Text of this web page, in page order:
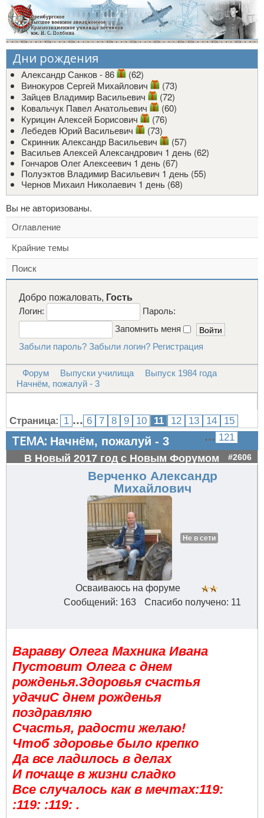
Дни рождения
Александр Санков - 86
(62)
Винокуров Сергей Михайлович
(73)
Зайцев Владимир Васильевич
(72)
Ковальчук Павел Анатольевич
(60)
Курицин Алексей Борисович
(76)
Лебедев Юрий Васильевич
(73)
Скринник Александр Васильевич
(57)
Васильев Алексей Александрович 1 день (62)
Гончаров Олег Алексеевич 1 день (67)
Полуэктов Владимир Васильевич 1 день (55)
Чернов Михаил Николаевич 1 день (68)
Вы не авторизованы.
Оглавление
Крайние темы
Поиск
Добро пожаловать, Гость
Логин:
Пароль:
Запомнить меня
Забыли пароль? Забыли логин? Регистрация
Форум Выпуски училища
Выпуск 1984 года
Начнём, пожалуй - 3
Страница: 1 ... 6 7 8 9 10 11 12 13 14 15
... 121
ТЕМА: Начнём, пожалуй - 3
В Новый 2017 год с Новым Форумом #2606
Верченко Александр
Михайлович
Не в сети
Осваиваюсь на форуме
Сообщений: 163
Спасибо получено: 11
Варавву Олега Махника Ивана
Пустовит Олега с днем
рожденья.Здоровья счастья
удачиС днем рожденья
поздравляю
Счастья, радости желаю!
Чтоб здоровье было крепко
Да все ладилось в делах
И почаще в жизни сладко
Все случалось как в мечтах:119:
:119: :119: .